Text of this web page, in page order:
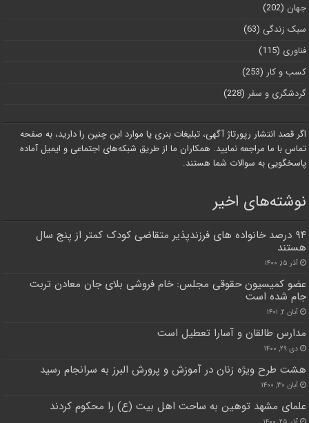
جهان (202)
سبک زندگی (63)
فناوری (115)
کسب و کار (253)
گردشگری و سفر (228)
اگر قصد انتشار رپورتاژ آگهی، تبلیغات بنری یا موارد این چنین را دارید، به صفحه
تماس با ما مراجعه نمایید. همکاران ما از طریق شبکه‌های اجتماعی و ایمیل آماده
پاسخگویی به سوالات شما هستند.
نوشته‌های اخیر
۹۴ درصد خانواده های فرزندپذیر متقاضی کودک کمتر از پنج سال
هستند
آذر ۱۵, ۱۴۰۰
عضو کمیسیون حقوقی مجلس: خام فروشی بلای جان معادن تربت
جام شده است
آبان ۲, ۱۴۰۱
مدارس طالقان و آسارا تعطیل است
دی ۲۹, ۱۴۰۰
هشت طرح ویژه زنان در آموزش و پرورش البرز به سرانجام رسید
آبان ۳۰, ۱۴۰۰
علمای مشهد توهین به ساحت اهل بیت (ع) را محکوم کردند